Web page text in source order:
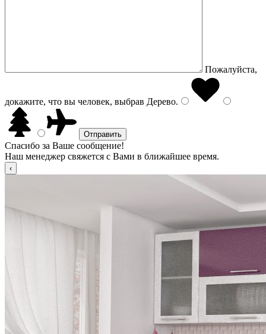
Пожалуйста,
докажите, что вы человек, выбрав Дерево.
Спасибо за Ваше сообщение!
Наш менеджер свяжется с Вами в ближайшее время.